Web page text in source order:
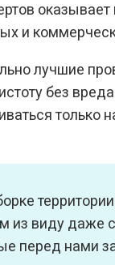
и
лучшие
без
из виду
перед нами